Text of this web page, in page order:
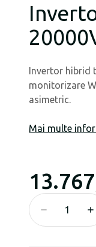
Invertor hibrid
monitorizare
asimetric.
Mai multe